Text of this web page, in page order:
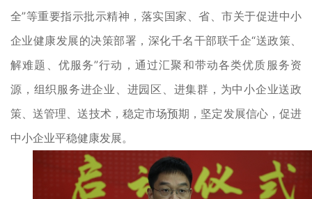
全”等重要指示批示精神，落实国家、省、市关于促进中小
企业健康发展的决策部署，深化千名干部联千企“送政策、
解难题、优服务”行动，通过汇聚和带动各类优质服务资
源，组织服务进企业、进园区、进集群，为中小企业送政
策、送管理、送技术，稳定市场预期，坚定发展信心，促进
中小企业平稳健康发展。